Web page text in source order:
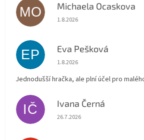
MO Michaela Ocaskova
Hodnocení obchodu je 5 z 5
1.8.2026
EP Eva Pešková
Hodnocení obchodu je 5 z 5
1.8.2026
Jednodušší hračka, ale plní účel pro
IČ Ivana Černá
Hodnocení obchodu je 5 z 5
26.7.2026